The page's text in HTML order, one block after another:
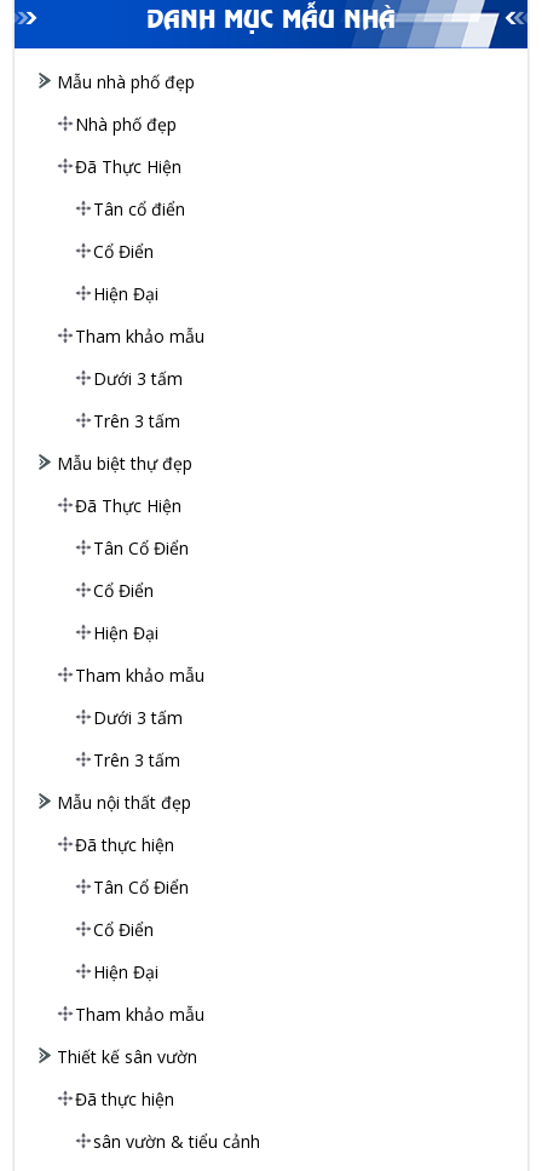
DANH MỤC MẪU NHÀ
Mẫu nhà phố đẹp
Nhà phố đẹp
Đã Thực Hiện
Tân cổ điển
Cổ Điển
Hiện Đại
Tham khảo mẫu
Dưới 3 tấm
Trên 3 tấm
Mẫu biệt thự đẹp
Đã Thực Hiện
Tân Cổ Điển
Cổ Điển
Hiện Đại
Tham khảo mẫu
Dưới 3 tấm
Trên 3 tấm
Mẫu nội thất đẹp
Đã thực hiện
Tân Cổ Điển
Cổ Điển
Hiện Đại
Tham khảo mẫu
Thiết kế sân vườn
Đã thực hiện
sân vườn & tiểu cảnh